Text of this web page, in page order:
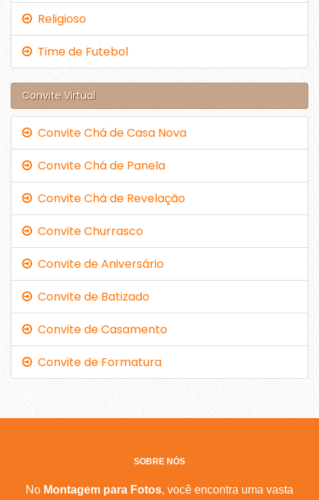
Religioso
Time de Futebol
Convite Virtual
Convite Chá de Casa Nova
Convite Chá de Panela
Convite Chá de Revelação
Convite Churrasco
Convite de Aniversário
Convite de Batizado
Convite de Casamento
Convite de Formatura
SOBRE NÓS
No Montagem para Fotos, você encontra uma vasta